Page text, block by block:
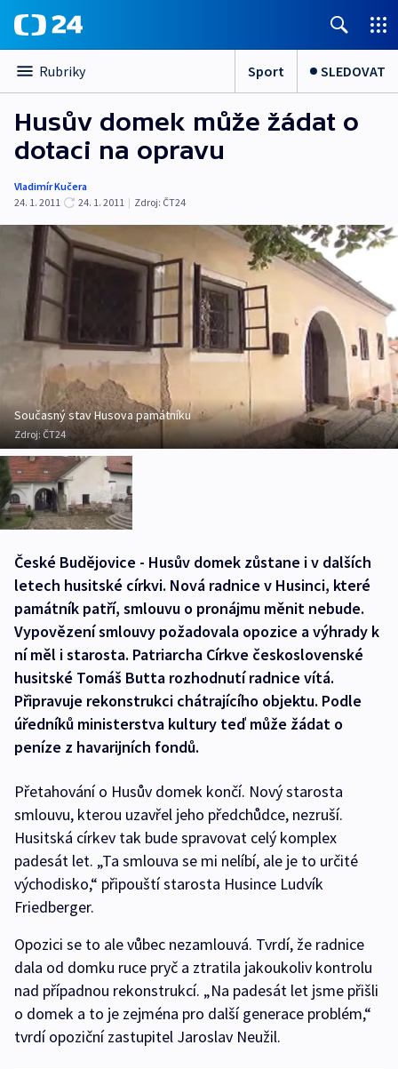
Rubriky Sport SLEDOVAT
Husův domek může žádat o
dotaci na opravu
Vladimír Kučera
24. 1. 2011
24. 1. 2011 | Zdroj: ČT24
Současný stav Husova památníku
Zdroj: ČT24
České Budějovice - Husův domek zůstane i v dalších
letech husitské církvi. Nová radnice v Husinci, které
památník patří, smlouvu o pronájmu měnit nebude.
Vypovězení smlouvy požadovala opozice a výhrady k
ní měl i starosta. Patriarcha Církve československé
husitské Tomáš Butta rozhodnutí radnice vítá.
Připravuje rekonstrukci chátrajícího objektu. Podle
úředníků ministerstva kultury teď může žádat o
peníze z havarijních fondů.
Přetahování o Husův domek končí. Nový starosta
smlouvu, kterou uzavřel jeho předchůdce, nezruší.
Husitská církev tak bude spravovat celý komplex
padesát let. „Ta smlouva se mi nelíbí, ale je to určité
východisko,“ připouští starosta Husince Ludvík
Friedberger.
Opozici se to ale vůbec nezamlouvá. Tvrdí, že radnice
dala od domku ruce pryč a ztratila jakoukoliv kontrolu
nad případnou rekonstrukcí. „Na padesát let jsme přišli
o domek a to je zejména pro další generace problém,“
tvrdí opoziční zastupitel Jaroslav Neužil.